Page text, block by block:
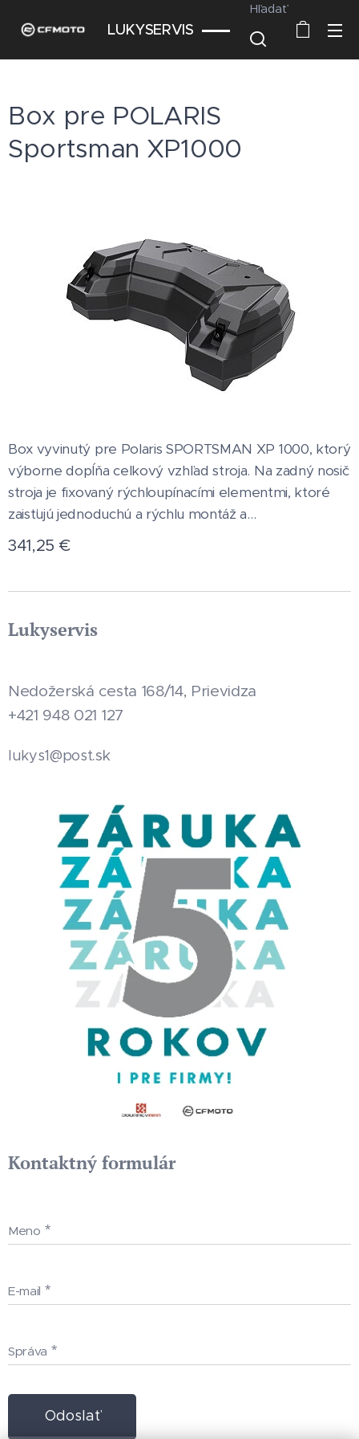
LUKYSERVIS
Hľadať
Box pre POLARIS
Sportsman XP1000
Box vyvinutý pre Polaris SPORTSMAN XP 1000, ktorý
výborne dopĺňa celkový vzhľad stroja. Na zadný nosič
stroja je fixovaný rýchloupínacími elementmi, ktoré
zaisťujú jednoduchú a rýchlu montáž a...
341,25 €
Lukyservis
Nedožerská cesta 168/14, Prievidza
+421 948 021 127
lukys1@post.sk
Kontaktný formulár
Meno
E-mail
Správa
Odoslať